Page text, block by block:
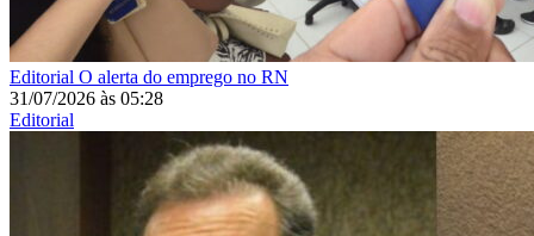
Editorial O alerta do emprego no RN
31/07/2026 às 05:28
Editorial